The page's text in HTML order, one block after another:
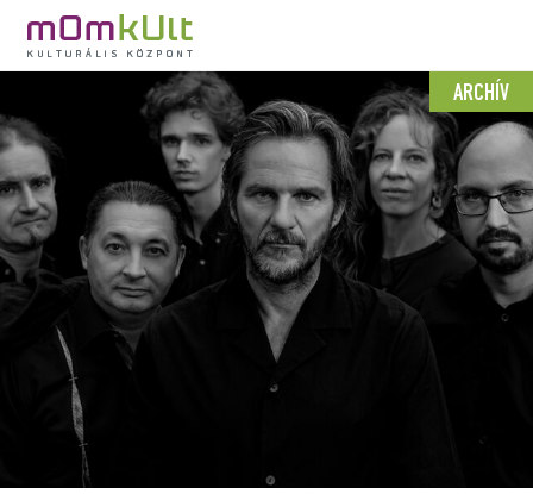
ARCHÍV